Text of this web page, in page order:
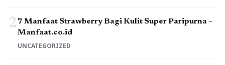
27 Manfaat Strawberry Bagi Kulit Super Paripurna –
Manfaat.co.id
UNCATEGORIZED